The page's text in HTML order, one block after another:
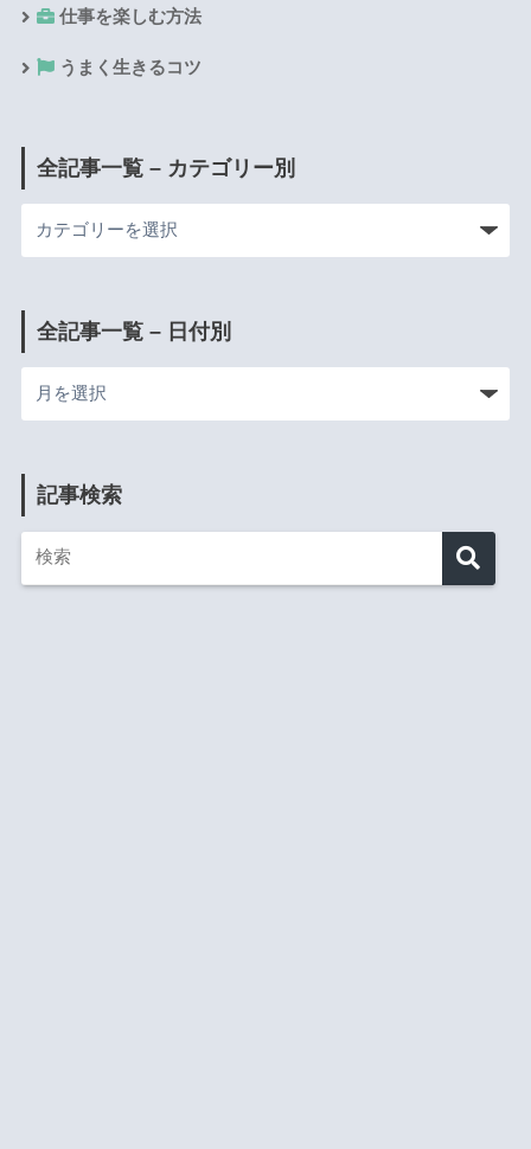
仕事を楽しむ方法
うまく生きるコツ
全記事一覧 – カテゴリー別
全記事一覧 – 日付別
記事検索